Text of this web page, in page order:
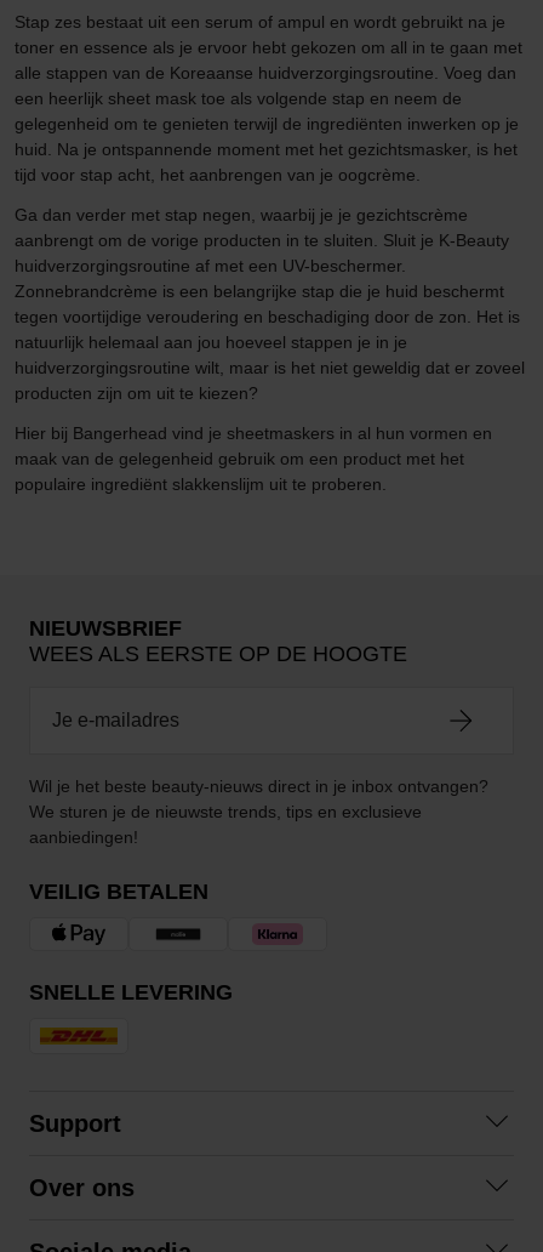
Stap zes bestaat uit een serum of ampul en wordt gebruikt na je
toner en essence als je ervoor hebt gekozen om all in te gaan met
alle stappen van de Koreaanse huidverzorgingsroutine. Voeg dan
een heerlijk sheet mask toe als volgende stap en neem de
gelegenheid om te genieten terwijl de ingrediënten inwerken op je
huid. Na je ontspannende moment met het gezichtsmasker, is het
tijd voor stap acht, het aanbrengen van je oogcrème.
Ga dan verder met stap negen, waarbij je je gezichtscrème
aanbrengt om de vorige producten in te sluiten. Sluit je K-Beauty
huidverzorgingsroutine af met een UV-beschermer.
Zonnebrandcrème is een belangrijke stap die je huid beschermt
tegen voortijdige veroudering en beschadiging door de zon. Het is
natuurlijk helemaal aan jou hoeveel stappen je in je
huidverzorgingsroutine wilt, maar is het niet geweldig dat er zoveel
producten zijn om uit te kiezen?
Hier bij Bangerhead vind je sheetmaskers in al hun vormen en
maak van de gelegenheid gebruik om een product met het
populaire ingrediënt slakkenslijm uit te proberen.
NIEUWSBRIEF
WEES ALS EERSTE OP DE HOOGTE
Wil je het beste beauty-nieuws direct in je inbox ontvangen?
We sturen je de nieuwste trends, tips en exclusieve
aanbiedingen!
VEILIG BETALEN
SNELLE LEVERING
Support
Algemene voorwaarden
Over ons